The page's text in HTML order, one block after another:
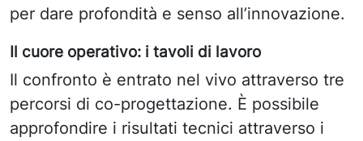
per dare profondità e senso all’innovazione.
Il cuore operativo: i tavoli di lavoro
Il confronto è entrato nel vivo attraverso tre
percorsi di co-progettazione. È possibile
approfondire i risultati tecnici attraverso i